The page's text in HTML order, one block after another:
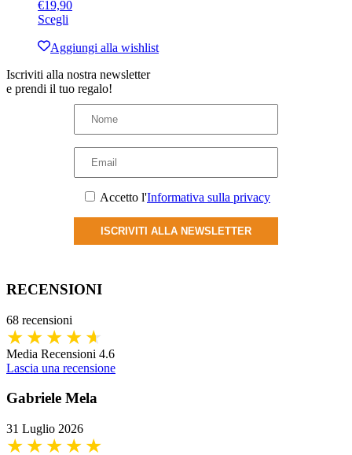
scelte
nella
del
€19,90
Scegli
ha
varianti.
Le
opzioni
possono
essere
scelte
pagina
prodotto
Aggiungi alla wishlist
Iscriviti alla nostra newsletter
e prendi il tuo regalo!
Accetto l'Informativa sulla privacy
ISCRIVITI ALLA NEWSLETTER
RECENSIONI
68 recensioni
Media Recensioni 4.6
Lascia una recensione
Gabriele Mela
31 Luglio 2026